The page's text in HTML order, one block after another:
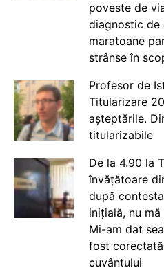
poveste de
diagnostic de
maratoane
strânse în
Profesor de
Titularizare
așteptările.
titularizabile
De la 4.90 la
învățătoare
după
inițială, nu
Mi-am dat
fost
cuvântului